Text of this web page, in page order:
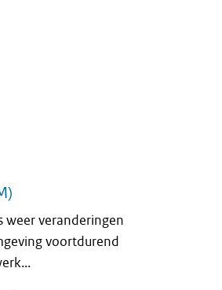
weer veranderingen
voortdurend